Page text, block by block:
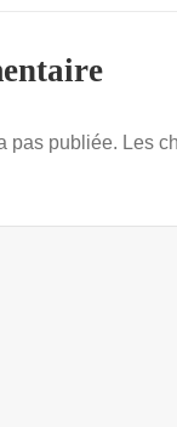
pas publiée. Les